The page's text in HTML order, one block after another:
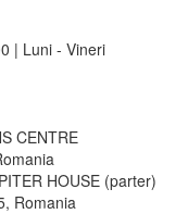
| Luni - Vineri
CENTRE
HOUSE (parter)
Romania